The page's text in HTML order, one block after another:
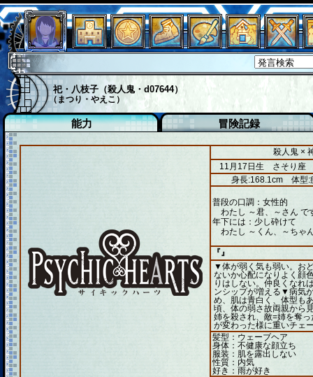
祀・八枝子（殺人鬼・d07644）
（まつり・やえこ）
能力 冒険記録
殺人鬼 ×
11月17日生 さそり座
身長:168.1cm 体型:
普段の口調：女性的
わたし ～君、～さん で
年下には：少し砕けて
わたし ～くん、～ちゃ
『』
▼体が弱く気も弱い。お
ないか心配になりよく顔
りはしない。仲良くなれ
ンシップが増える▼病気
め、肌は青白く、体型も
頃、体の弱さ故両親から
姉を殺され、敵=姉を奪
が変わった様に重いチェ
髪型：ウェーブヘア
身体：不健康な顔立ち
服装：肌を露出しない
性質：内気
好き：雨が好き